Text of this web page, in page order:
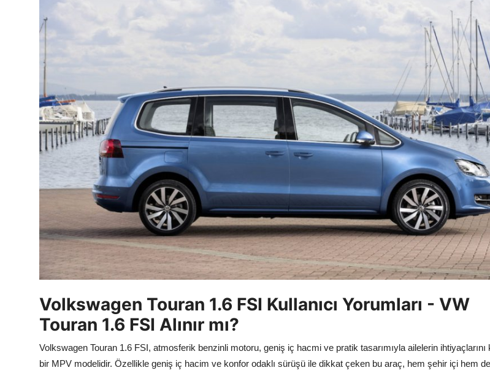
Trafik Cezaları & Mevzuat
Ehliyet & Ruhsat İşlemleri
Sigorta & Kasko
Yakıt, LPG & Elektrikli
Volkswagen Touran 1.6 FSI Kullanıcı Yorumları - VW
Touran 1.6 FSI Alınır mı?
Volkswagen Touran 1.6 FSI, atmosferik benzinli motoru, geniş iç hacmi ve pratik tasarımıyla ailelerin ihtiyaçlarını
bir MPV modelidir. Özellikle geniş iç hacim ve konfor odaklı sürüşü ile dikkat çeken bu araç, hem şehir içi hem